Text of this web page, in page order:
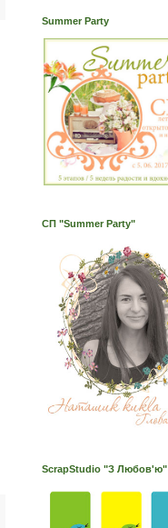
Summer Party
СП "Summer Party"
ScrapStudio "З Любов'ю"